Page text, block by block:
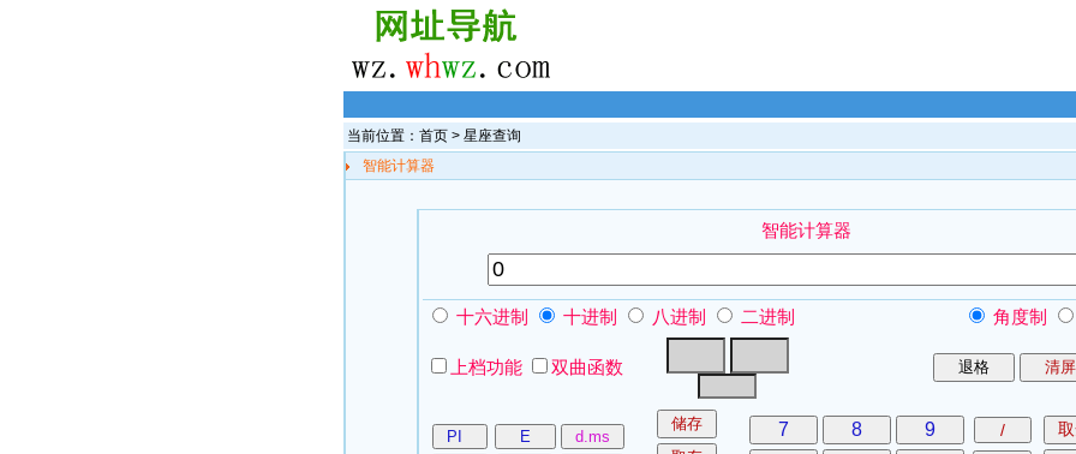
当前位置： 首页 > 星座查询
智能计算器
智能计算器
十六进制 十进制 八进制 二进制 角度制
上档功能 双曲函数